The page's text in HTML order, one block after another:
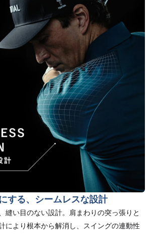
する、シームレスな設計
縫い目のない設計。肩まわりの突っ張りと
により根本から解消し、スイングの連動性